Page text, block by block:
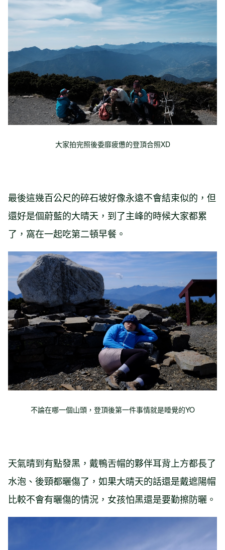
大家拍完照後委靡疲憊的登頂合照XD
最後這幾百公尺的碎石坡好像永遠不會結束似的，但
還好是個蔚藍的大晴天，到了主峰的時候大家都累
了，窩在一起吃第二頓早餐。
不論在哪一個山頭，登頂後第一件事情就是睡覺的YO
天氣晴到有點發黑，戴鴨舌帽的夥伴耳背上方都長了
水泡、後頸都曬傷了，如果大晴天的話還是戴遮陽帽
比較不會有曬傷的情況，女孩怕黑還是要勤擦防曬。